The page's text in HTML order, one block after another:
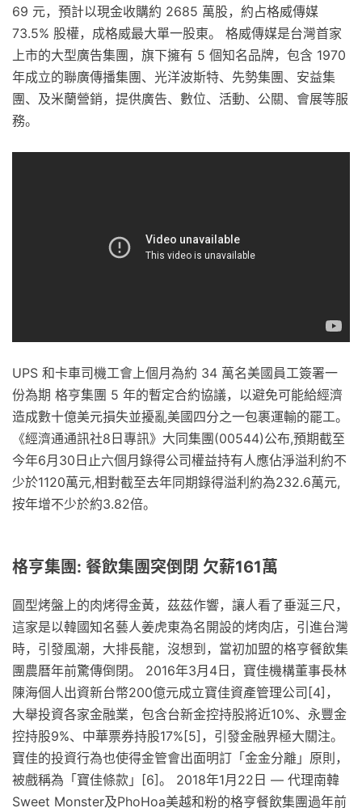
69 元，預計以現金收購約 2685 萬股，約占格威傳媒
73.5% 股權，成格威最大單一股東。 格威傳媒是台灣首家
上市的大型廣告集團，旗下擁有 5 個知名品牌，包含 1970
年成立的聯廣傳播集團、光洋波斯特、先勢集團、安益集
團、及米蘭營銷，提供廣告、數位、活動、公關、會展等服
務。
UPS 和卡車司機工會上個月為約 34 萬名美國員工簽署一
份為期 格亨集團 5 年的暫定合約協議，以避免可能給經濟
造成數十億美元損失並擾亂美國四分之一包裹運輸的罷工。
《經濟通通訊社8日專訊》大同集團(00544)公布,預期截至
今年6月30日止六個月錄得公司權益持有人應佔淨溢利約不
少於1120萬元,相對截至去年同期錄得溢利約為232.6萬元,
按年增不少於約3.82倍。
格亨集團: 餐飲集團突倒閉 欠薪161萬
圓型烤盤上的肉烤得金黃，茲茲作響，讓人看了垂涎三尺，
這家是以韓國知名藝人姜虎東為名開設的烤肉店，引進台灣
時，引發風潮，大排長龍，沒想到，當初加盟的格亨餐飲集
團農曆年前驚傳倒閉。 2016年3月4日，寶佳機構董事長林
陳海個人出資新台幣200億元成立寶佳資產管理公司[4]，
大舉投資各家金融業，包含台新金控持股將近10%、永豐金
控持股9%、中華票券持股17%[5]，引發金融界極大關注。
寶佳的投資行為也使得金管會出面明訂「金金分離」原則，
被戲稱為「寶佳條款」[6]。 2018年1月22日 — 代理南韓
Sweet Monster及PhoHoa美越和粉的格亨餐飲集團過年前